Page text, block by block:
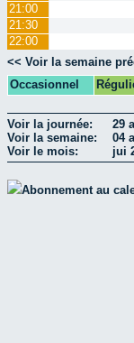
21:00
21:30
22:00
<< Voir la semaine
Occasionnel
Voir la journée: 29
Voir la semaine:
04
Voir le mois:
jui
Abonnement au